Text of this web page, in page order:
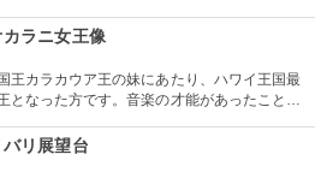
実用性のある商品が売られています。
カラニ女王像
王カラカウア王の妹にあたり、ハワイ王国最
となった方です。音楽の才能があったことで
しまれていますね。
バリ展望台